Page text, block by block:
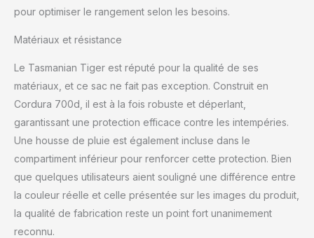
pour optimiser le rangement selon les besoins.
Matériaux et résistance
Le Tasmanian Tiger est réputé pour la qualité de ses
matériaux, et ce sac ne fait pas exception. Construit en
Cordura 700d, il est à la fois robuste et déperlant,
garantissant une protection efficace contre les intempéries.
Une housse de pluie est également incluse dans le
compartiment inférieur pour renforcer cette protection. Bien
que quelques utilisateurs aient souligné une différence entre
la couleur réelle et celle présentée sur les images du produit,
la qualité de fabrication reste un point fort unanimement
reconnu.